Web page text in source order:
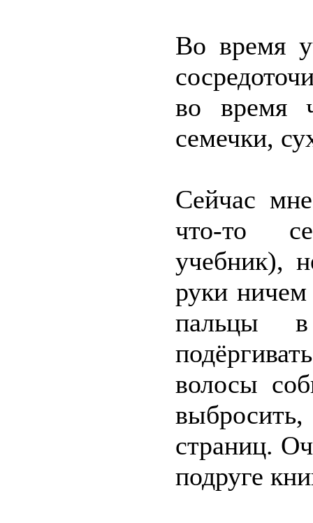
Во время
во время
семечки,
Сейчас
что-то
учебник),
руки
пальцы
волосы
страниц.
подруге